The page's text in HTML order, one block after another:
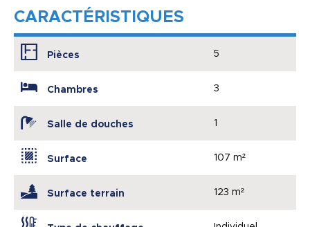
CARACTÉRISTIQUES
Pièces 5
Chambres 3
Salle de douches 1
Surface 107 m²
Surface terrain 123 m²